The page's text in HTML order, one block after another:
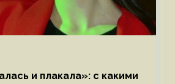
и плакала»: с какими